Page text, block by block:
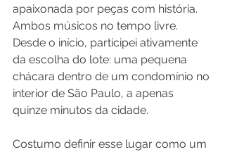
apaixonada por peças com história.
Ambos músicos no tempo livre.
Desde o início, participei ativamente
da escolha do lote: uma pequena
chácara dentro de um condomínio no
interior de São Paulo, a apenas
quinze minutos da cidade.
Costumo definir esse lugar como um